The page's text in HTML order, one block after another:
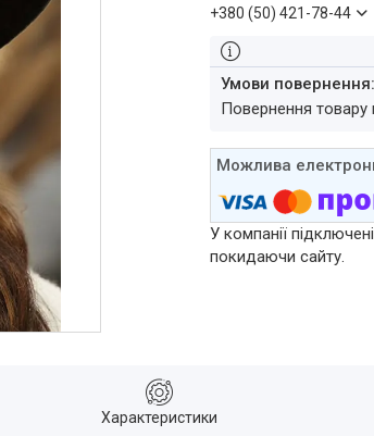
+380 (50) 421-78-44
повернення
У компанії
покидаючи сайту.
Характеристики